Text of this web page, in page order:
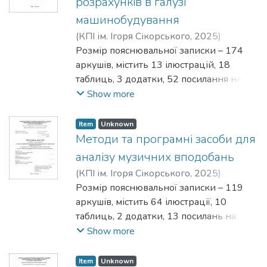
一 проаналізувати наявні рішення для
визначення потрібних покращень
точність виявлення та розпізнавання
тексту в документах нетекстового
формату;
一 розробити метод з застосуванням
сучасних нейронних мереж для
документах не текстового формату;
一 розробити програмне рішення;
一 дослідити та оцінити ефективність
запропонованого рішення.
Наукова новизна результатів
магістерської дисертації полягає в тому,
що запропоновано узагальнену модель
програмної системи OCR, яка описує
повний цикл обробки зображення, від
післяобробки результату, та адаптована
машинного навчання, архітектурні
рішення програмних систем та підходи
для удосконалення програмного
забезпечення аналізу економічної
ефективності інвестиційних проєктів.
Для реалізації поставленої мети
сформульовані наступні завдання:
аналізу економічної ефективності
інвестиційних проєктів.
− Аналіз сучасних підходів і методів
машинного навчання для
прогнозування економічних
показників.
− Визначення ключових параметрів, що
впливають на доцільність
інвестиційних проєктів.
видимості сайту в пошукових системах.
Мета дослідження. Метою роботи є
розробка програмного засобу для
інтелектуального аналізу SEO-
параметрів вебресурсів та автоматичної
генерації пріоритезованих
рекомендацій щодо їх оптимізації.
комплексної SEO-оптимізації
вебресурсів на основі технічних та
контентних SEO-показників.
Предмет дослідження: методи, моделі
та алгоритми інтелектуального аналізу
SEO-показників вебресурсів і
формування автоматизованих
рекомендацій щодо їх оптимізації.
сформульовані наступні завдання:
запитів у Java-екосистемі мають суттєві
обмеження: жорстку прив'язку до
конкретної інфраструктури (Eclipse
Jetty ProxyServlet), надмірну складність
налаштування та залежність від
фреймворків (Netflix Zuul), обмежену
функціональність базових
Proxy). Виявлено потребу в розробці
адаптивної бібліотеки, яка поєднує
гнучкість архітектури з простотою
використання та забезпечує
незалежність від конкретних
реалізацій HTTP-клієнтів.
Мета дослідження. Основною метою
дослідження є вдосконалення процесу
інтеграції прикладних програм із
створення легковісної бібліотеки, яка
машинобудування
(КПІ ім. Ігоря Сікорського, 2025)
Кононов, Максим Анатолійович;
Лісовиченко, Олег Іванович
Розмір пояснювальної записки – 174
аркушів, містить 13 ілюстрацій, 18
таблиць, 3 додатки, 52 посилання на
джерела.
часто стикаються з багатьма
обчислювальними задачами, природа
яких багатогранна й різноманітна.
Існуючі програмні продукти є або
досить вимогливими до апаратних
ресурсів комп'ютера, або вони
потребують навчання персоналу і
мають надмірну функціональність, або
їх недостатньо для вирішення багатьох
Show more
Item Unknown
Методи та програмні засоби для
аналізу музичних вподобань
(КПІ ім. Ігоря Сікорського, 2025)
Тюменцев, Іван Олегович;Лісовиченко,
Олег Іванович
Розмір пояснювальної записки – 119
аркушів, містить 64 ілюстрації, 10
таблиць, 2 додатки, 13 посилань на
джерела.
проблему аналізу музичних уподобань
Show more
Item Unknown